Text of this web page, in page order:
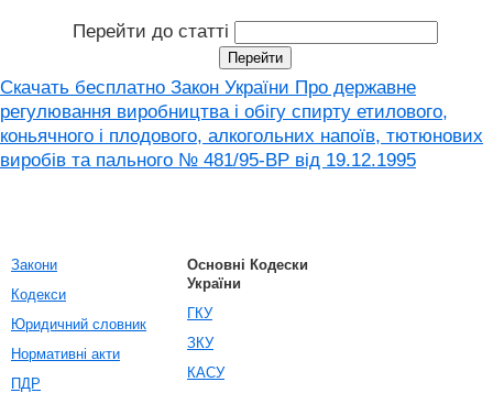
Перейти до статті
Скачать бесплатно Закон України Про державне
регулювання виробництва і обігу спирту етилового,
коньячного і плодового, алкогольних напоїв, тютюнових
виробів та пального № 481/95-ВР від 19.12.1995
Закони
Кодекси
Юридичний словник
Нормативні акти
ПДР
Основні Кодески
України
ГКУ
ЗКУ
КАСУ